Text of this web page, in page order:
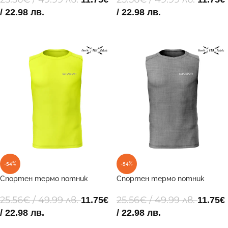
/ 22.98 лв.
/ 22.98 лв.
-54%
Спортен термо потник
INTIMA ELASTICA 0019
25.56€/ 49.99 лв.11.75€
/ 22.98 лв.
-54%
Спортен термо потник
INTIMA ELASTICA 0044
25.56€/ 49.99 лв.11.75€
/ 22.98 лв.